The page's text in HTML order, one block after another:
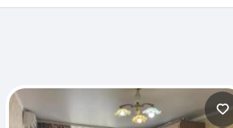
0 объявлений